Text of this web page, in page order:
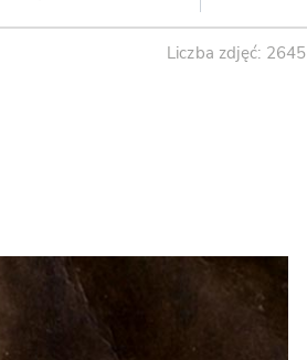
Liczba zdjęć: 2645